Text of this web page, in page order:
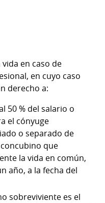
en caso de
en cuyo caso
derecho a:
50 % del salario o
el cónyuge
o separado de
que
la vida en común,
año, a la fecha del
sobreviviente es el